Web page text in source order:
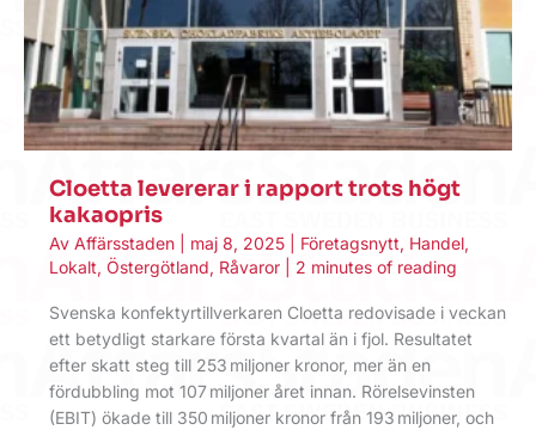
Cloetta levererar i rapport trots högt
kakaopris
Av Affärsstaden maj 8, 2025 Företagsnytt, Handel,
Lokalt, Östergötland, Råvaror 2 minutes of reading
Svenska konfektyr­tillverkaren Cloetta redovisade i veckan
ett betydligt starkare första kvartal än i fjol. Resultatet
efter skatt steg till 253 miljoner kronor, mer än en
fördubbling mot 107 miljoner året innan. Rörelse­vinsten
(EBIT) ökade till 350 miljoner kronor från 193 miljoner, och